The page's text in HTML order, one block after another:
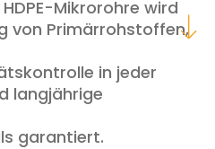
Mikrorohre wird
von Primärrohstoffen,
in jeder
langjährige
garantiert.